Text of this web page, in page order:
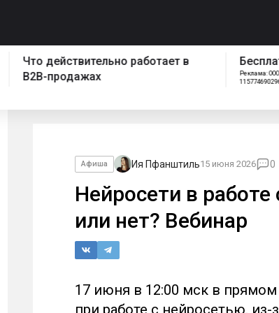
Бесплатный экспресс PR-аудит
Реклама: ООО "ПРЕССФИД", ИНН: 9715219654, ОГРН:
1157746902961, Erid: 2W5zFGDycPz
Как
Афиша Ия Пфанштиль15 июня 2026 0
Нейросети в
или нет? Вебинар
17 июня в 12:00 мск в
при работе с нейросетью,